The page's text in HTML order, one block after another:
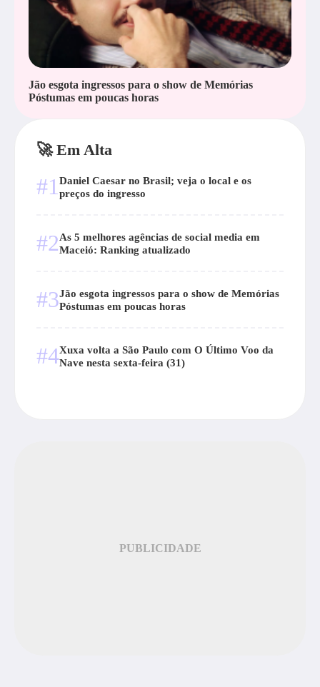
Jão esgota ingressos para o show de Memórias
Póstumas em poucas horas
🚀 Em Alta
#1 Daniel Caesar no Brasil; veja o local e os
preços do ingresso
#2As 5 melhores agências de social media em
Maceió: Ranking atualizado
#3Jão esgota ingressos para o show de Memórias
Póstumas em poucas horas
#4Xuxa volta a São Paulo com O Último Voo da
Nave nesta sexta-feira (31)
PUBLICIDADE